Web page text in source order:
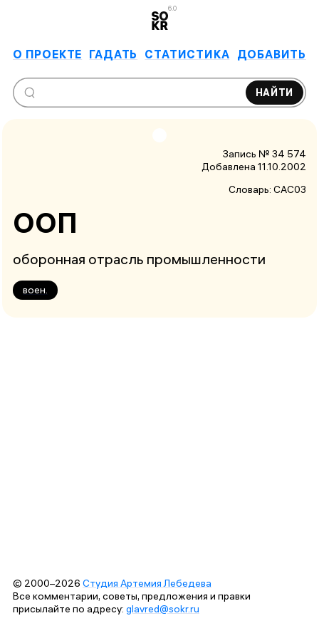
6.0
О ПРОЕКТЕ ГАДАТЬ СТАТИСТИКА ДОБАВИТЬ
НАЙТИ
Запись № 34 574
Добавлена 11.10.2002
Словарь: САС03
ООП
оборонная отрасль промышленности
воен.
© 2000–2026 Студия Артемия Лебедева
Все комментарии, советы, предложения и правки
присылайте по адресу: glavred@sokr.ru